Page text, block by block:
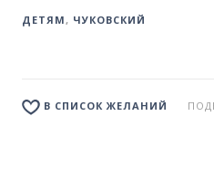
ДЕТЯМ , ЧУКОВСКИЙ
В СПИСОК ЖЕЛАНИЙ